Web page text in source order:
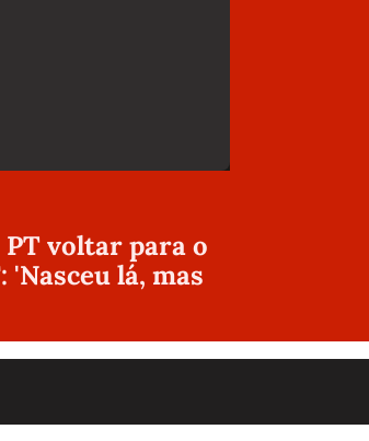
voltar para o
'Nasceu lá, mas